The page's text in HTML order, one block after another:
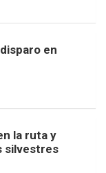
en
la ruta y
silvestres